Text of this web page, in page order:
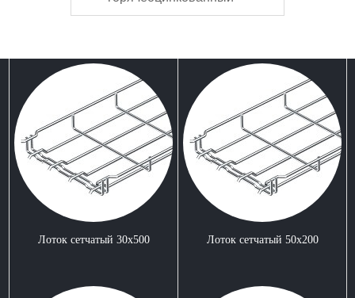
Лоток сетчатый 30x500 Лоток сетчатый 50x200